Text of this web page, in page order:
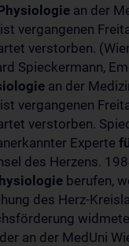
an der
vergangenen
verstorben.
Spieckermann,
an der
vergangenen
verstorben.
Experte
des Herzens.
berufen,
des Herz-
an der MedUni